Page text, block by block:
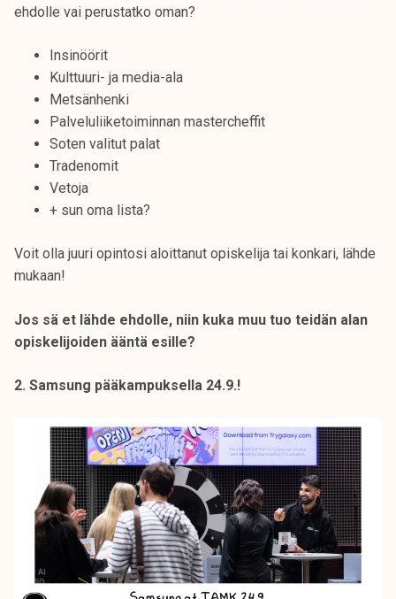
ehdolle vai perustatko oman?
Insinöörit
Kulttuuri- ja media-ala
Metsänhenki
Palveluliiketoiminnan mastercheffit
Soten valitut palat
Tradenomit
Vetoja
+ sun oma lista?
Voit olla juuri opintosi aloittanut opiskelija tai konkari, lähde
mukaan!
Jos sä et lähde ehdolle, niin kuka muu tuo teidän alan
opiskelijoiden ääntä esille?
2. Samsung pääkampuksella 24.9.!